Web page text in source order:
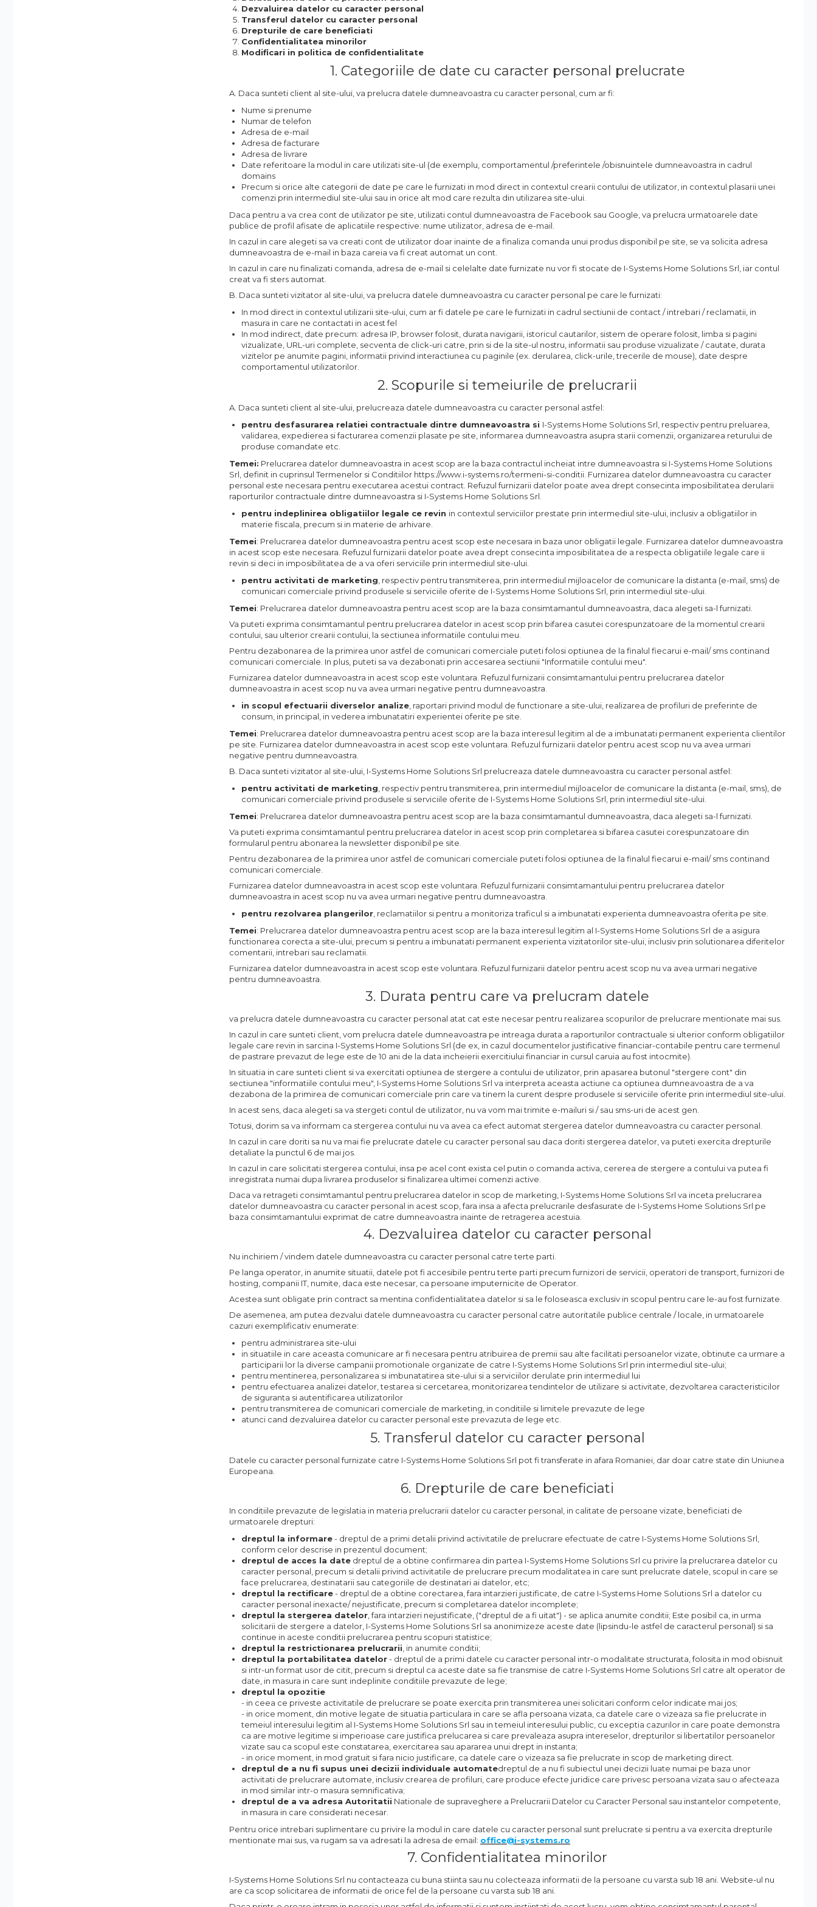
Dezvaluirea datelor cu caracter personal
Transferul datelor cu caracter personal
Drepturile de care beneficiati
Confidentialitatea minorilor
Modificari in politica de confidentialitate
1. Categoriile de date cu caracter personal prelucrate
A. Daca sunteti client al site-ului, va prelucra datele dumneavoastra cu caracter personal, cum ar fi:
Nume si prenume
Numar de telefon
Adresa de e-mail
Adresa de facturare
Adresa de livrare
Date referitoare la modul in care utilizati site-ul (de exemplu, comportamentul /preferintele /obisnuintele dumneavoastra in cadrul
domains
Precum si orice alte categorii de date pe care le furnizati in mod direct in contextul crearii contului de utilizator, in contextul plasarii unei
comenzi prin intermediul site-ului sau in orice alt mod care rezulta din utilizarea site-ului.
Daca pentru a va crea cont de utilizator pe site, utilizati contul dumneavoastra de Facebook sau Google, va prelucra urmatoarele date
publice de profil afisate de aplicatiile respective: nume utilizator, adresa de e-mail.
In cazul in care alegeti sa va creati cont de utilizator doar inainte de a finaliza comanda unui produs disponibil pe site, se va solicita adresa
dumneavoastra de e-mail in baza careia va fi creat automat un cont.
In cazul in care nu finalizati comanda, adresa de e-mail si celelalte date furnizate nu vor fi stocate de I-Systems Home Solutions Srl, iar contul
creat va fi sters automat.
B. Daca sunteti vizitator al site-ului, va prelucra datele dumneavoastra cu caracter personal pe care le furnizati:
In mod direct in contextul utilizarii site-ului, cum ar fi datele pe care le furnizati in cadrul sectiunii de contact / intrebari / reclamatii, in
masura in care ne contactati in acest fel
In mod indirect, date precum: adresa IP, browser folosit, durata navigarii, istoricul cautarilor, sistem de operare folosit, limba si pagini
vizualizate, URL-uri complete, secventa de click-uri catre, prin si de la site-ul nostru, informatii sau produse vizualizate / cautate, durata
vizitelor pe anumite pagini, informatii privind interactiunea cu paginile (ex. derularea, click-urile, trecerile de mouse), date despre
comportamentul utilizatorilor.
2. Scopurile si temeiurile de prelucrarii
A. Daca sunteti client al site-ului, prelucreaza datele dumneavoastra cu caracter personal astfel:
pentru desfasurarea relatiei contractuale dintre dumneavoastra si I-Systems Home Solutions Srl, respectiv pentru preluarea,
validarea, expedierea si facturarea comenzii plasate pe site, informarea dumneavoastra asupra starii comenzii, organizarea returului de
produse comandate etc.
Temei: Prelucrarea datelor dumneavoastra in acest scop are la baza contractul incheiat intre dumneavoastra si I-Systems Home Solutions
Srl, definit in cuprinsul Termenelor si Conditiilor https://www.i-systems.ro/termeni-si-conditii. Furnizarea datelor dumneavoastra cu caracter
personal este necesara pentru executarea acestui contract. Refuzul furnizarii datelor poate avea drept consecinta imposibilitatea derularii
raporturilor contractuale dintre dumneavoastra si I-Systems Home Solutions Srl.
pentru indeplinirea obligatiilor legale ce revin in contextul serviciilor prestate prin intermediul site-ului, inclusiv a obligatiilor in
materie fiscala, precum si in materie de arhivare.
Temei: Prelucrarea datelor dumneavoastra pentru acest scop este necesara in baza unor obligatii legale. Furnizarea datelor dumneavoastra
in acest scop este necesara. Refuzul furnizarii datelor poate avea drept consecinta imposibilitatea de a respecta obligatiile legale care ii
revin si deci in imposibilitatea de a va oferi serviciile prin intermediul site-ului.
pentru activitati de marketing , respectiv pentru transmiterea, prin intermediul mijloacelor de comunicare la distanta (e-mail, sms) de
comunicari comerciale privind produsele si serviciile oferite de I-Systems Home Solutions Srl, prin intermediul site-ului.
Temei: Prelucrarea datelor dumneavoastra pentru acest scop are la baza consimtamantul dumneavoastra, daca alegeti sa-l furnizati.
Va puteti exprima consimtamantul pentru prelucrarea datelor in acest scop prin bifarea casutei corespunzatoare de la momentul crearii
contului, sau ulterior crearii contului, la sectiunea informatiile contului meu.
Pentru dezabonarea de la primirea unor astfel de comunicari comerciale puteti folosi optiunea de la finalul fiecarui e-mail/ sms continand
comunicari comerciale. In plus, puteti sa va dezabonati prin accesarea sectiunii "Informatiile contului meu".
Furnizarea datelor dumneavoastra in acest scop este voluntara. Refuzul furnizarii consimtamantului pentru prelucrarea datelor
dumneavoastra in acest scop nu va avea urmari negative pentru dumneavoastra.
in scopul efectuarii diverselor analize , raportari privind modul de functionare a site-ului, realizarea de profiluri de preferinte de
consum, in principal, in vederea imbunatatiri experientei oferite pe site.
Temei: Prelucrarea datelor dumneavoastra pentru acest scop are la baza interesul legitim al de a imbunatati permanent experienta clientilor
pe site. Furnizarea datelor dumneavoastra in acest scop este voluntara. Refuzul furnizarii datelor pentru acest scop nu va avea urmari
negative pentru dumneavoastra.
B. Daca sunteti vizitator al site-ului, I-Systems Home Solutions Srl prelucreaza datele dumneavoastra cu caracter personal astfel:
pentru activitati de marketing , respectiv pentru transmiterea, prin intermediul mijloacelor de comunicare la distanta (e-mail, sms), de
comunicari comerciale privind produsele si serviciile oferite de I-Systems Home Solutions Srl, prin intermediul site-ului.
Temei: Prelucrarea datelor dumneavoastra pentru acest scop are la baza consimtamantul dumneavoastra, daca alegeti sa-l furnizati.
Va puteti exprima consimtamantul pentru prelucrarea datelor in acest scop prin completarea si bifarea casutei corespunzatoare din
formularul pentru abonarea la newsletter disponibil pe site.
Pentru dezabonarea de la primirea unor astfel de comunicari comerciale puteti folosi optiunea de la finalul fiecarui e-mail/ sms continand
comunicari comerciale.
Furnizarea datelor dumneavoastra in acest scop este voluntara. Refuzul furnizarii consimtamantului pentru prelucrarea datelor
dumneavoastra in acest scop nu va avea urmari negative pentru dumneavoastra.
pentru rezolvarea plangerilor , reclamatiilor si pentru a monitoriza traficul si a imbunatati experienta dumneavoastra oferita pe site.
Temei: Prelucrarea datelor dumneavoastra pentru acest scop are la baza interesul legitim al I-Systems Home Solutions Srl de a asigura
functionarea corecta a site-ului, precum si pentru a imbunatati permanent experienta vizitatorilor site-ului, inclusiv prin solutionarea diferitelor
comentarii, intrebari sau reclamatii.
Furnizarea datelor dumneavoastra in acest scop este voluntara. Refuzul furnizarii datelor pentru acest scop nu va avea urmari negative
pentru dumneavoastra.
3. Durata pentru care va prelucram datele
va prelucra datele dumneavoastra cu caracter personal atat cat este necesar pentru realizarea scopurilor de prelucrare mentionate mai sus.
In cazul in care sunteti client, vom prelucra datele dumneavoastra pe intreaga durata a raporturilor contractuale si ulterior conform obligatiilor
legale care revin in sarcina I-Systems Home Solutions Srl (de ex, in cazul documentelor justificative financiar-contabile pentru care termenul
de pastrare prevazut de lege este de 10 ani de la data incheierii exercitiului financiar in cursul caruia au fost intocmite).
In situatia in care sunteti client si va exercitati optiunea de stergere a contului de utilizator, prin apasarea butonul "stergere cont" din
sectiunea "informatiile contului meu", I-Systems Home Solutions Srl va interpreta aceasta actiune ca optiunea dumneavoastra de a va
dezabona de la primirea de comunicari comerciale prin care va tinem la curent despre produsele si serviciile oferite prin intermediul site-ului.
In acest sens, daca alegeti sa va stergeti contul de utilizator, nu va vom mai trimite e-mailuri si / sau sms-uri de acest gen.
Totusi, dorim sa va informam ca stergerea contului nu va avea ca efect automat stergerea datelor dumneavoastra cu caracter personal.
In cazul in care doriti sa nu va mai fie prelucrate datele cu caracter personal sau daca doriti stergerea datelor, va puteti exercita drepturile
detaliate la punctul 6 de mai jos.
In cazul in care solicitati stergerea contului, insa pe acel cont exista cel putin o comanda activa, cererea de stergere a contului va putea fi
inregistrata numai dupa livrarea produselor si finalizarea ultimei comenzi active.
Daca va retrageti consimtamantul pentru prelucrarea datelor in scop de marketing, I-Systems Home Solutions Srl va inceta prelucrarea
datelor dumneavoastra cu caracter personal in acest scop, fara insa a afecta prelucrarile desfasurate de I-Systems Home Solutions Srl pe
baza consimtamantului exprimat de catre dumneavoastra inainte de retragerea acestuia.
4. Dezvaluirea datelor cu caracter personal
Nu inchiriem / vindem datele dumneavoastra cu caracter personal catre terte parti.
Pe langa operator, in anumite situatii, datele pot fi accesibile pentru terte parti precum furnizori de servicii, operatori de transport, furnizori de
hosting, companii IT, numite, daca este necesar, ca persoane imputernicite de Operator.
Acestea sunt obligate prin contract sa mentina confidentialitatea datelor si sa le foloseasca exclusiv in scopul pentru care le-au fost furnizate.
De asemenea, am putea dezvalui datele dumneavoastra cu caracter personal catre autoritatile publice centrale / locale, in urmatoarele
cazuri exemplificativ enumerate:
pentru administrarea site-ului
in situatiile in care aceasta comunicare ar fi necesara pentru atribuirea de premii sau alte facilitati persoanelor vizate, obtinute ca urmare a
participarii lor la diverse campanii promotionale organizate de catre I-Systems Home Solutions Srl prin intermediul site-ului;
pentru mentinerea, personalizarea si imbunatatirea site-ului si a serviciilor derulate prin intermediul lui
pentru efectuarea analizei datelor, testarea si cercetarea, monitorizarea tendintelor de utilizare si activitate, dezvoltarea caracteristicilor
de siguranta si autentificarea utilizatorilor
pentru transmiterea de comunicari comerciale de marketing, in conditiile si limitele prevazute de lege
atunci cand dezvaluirea datelor cu caracter personal este prevazuta de lege etc.
5. Transferul datelor cu caracter personal
Datele cu caracter personal furnizate catre I-Systems Home Solutions Srl pot fi transferate in afara Romaniei, dar doar catre state din Uniunea
Europeana.
6. Drepturile de care beneficiati
In conditiile prevazute de legislatia in materia prelucrarii datelor cu caracter personal, in calitate de persoane vizate, beneficiati de
urmatoarele drepturi:
dreptul la informare- dreptul de a primi detalii privind activitatile de prelucrare efectuate de catre I-Systems Home Solutions Srl,
conform celor descrise in prezentul document;
dreptul de acces la date dreptul de a obtine confirmarea din partea I-Systems Home Solutions Srl cu privire la prelucrarea datelor cu
caracter personal, precum si detalii privind activitatile de prelucrare precum modalitatea in care sunt prelucrate datele, scopul in care se
face prelucrarea, destinatarii sau categoriile de destinatari ai datelor, etc;
dreptul la rectificare- dreptul de a obtine corectarea, fara intarzieri justificate, de catre I-Systems Home Solutions Srl a datelor cu
caracter personal inexacte/ nejustificate, precum si completarea datelor incomplete;
dreptul la stergerea datelor , fara intarzieri nejustificate, ("dreptul de a fi uitat") - se aplica anumite conditii; Este posibil ca, in urma
solicitarii de stergere a datelor, I-Systems Home Solutions Srl sa anonimizeze aceste date (lipsindu-le astfel de caracterul personal) si sa
continue in aceste conditii prelucrarea pentru scopuri statistice;
dreptul la restrictionarea prelucrarii , in anumite conditii;
dreptul la portabilitatea datelor- dreptul de a primi datele cu caracter personal intr-o modalitate structurata, folosita in mod obisnuit
si intr-un format usor de citit, precum si dreptul ca aceste date sa fie transmise de catre I-Systems Home Solutions Srl catre alt operator de
date, in masura in care sunt indeplinite conditiile prevazute de lege;
dreptul la opozitie
- in ceea ce priveste activitatile de prelucrare se poate exercita prin transmiterea unei solicitari conform celor indicate mai jos;
- in orice moment, din motive legate de situatia particulara in care se afla persoana vizata, ca datele care o vizeaza sa fie prelucrate in
temeiul interesului legitim al I-Systems Home Solutions Srl sau in temeiul interesului public, cu exceptia cazurilor in care poate demonstra
ca are motive legitime si imperioase care justifica prelucarea si care prevaleaza asupra intereselor, drepturilor si libertatilor persoanelor
vizate sau ca scopul este constatarea, exercitarea sau apararea unui drept in instanta;
- in orice moment, in mod gratuit si fara nicio justificare, ca datele care o vizeaza sa fie prelucrate in scop de marketing direct.
dreptul de a nu fi supus unei decizii individuale automatedreptul de a nu fi subiectul unei decizii luate numai pe baza unor
activitati de prelucrare automate, inclusiv crearea de profiluri, care produce efecte juridice care privesc persoana vizata sau o afecteaza
in mod similar intr-o masura semnificativa;
dreptul de a va adresa Autoritatii Nationale de supraveghere a Prelucrarii Datelor cu Caracter Personal sau instantelor competente,
in masura in care considerati necesar.
Pentru orice intrebari suplimentare cu privire la modul in care datele cu caracter personal sunt prelucrate si pentru a va exercita drepturile
mentionate mai sus, va rugam sa va adresati la adresa de email: office@i-systems.ro
7. Confidentialitatea minorilor
I-Systems Home Solutions Srl nu contacteaza cu buna stiinta sau nu colecteaza informatii de la persoane cu varsta sub 18 ani. Website-ul nu
are ca scop solicitarea de informatii de orice fel de la persoane cu varsta sub 18 ani.